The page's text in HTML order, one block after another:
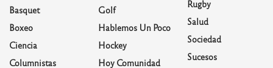
Basquet
Boxeo
Ciencia
Columnistas
Golf
Hablemos Un Poco
Hockey
Hoy Comunidad
Rugby
Salud
Sociedad
Sucesos